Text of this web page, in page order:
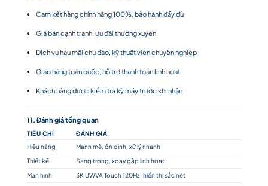
Cam kết hàng chính hãng 100%, bảo hành đầy đủ
Giá bán cạnh tranh, ưu đãi thường xuyên
Dịch vụ hậu mãi chu đáo, kỹ thuật viên chuyên nghiệp
Giao hàng toàn quốc, hỗ trợ thanh toán linh hoạt
Khách hàng được kiểm tra kỹ máy trước khi nhận
11. Đánh giá tổng quan
TIÊU CHÍ
ĐÁNH GIÁ
Hiệu năng
Mạnh mẽ, ổn định, xử lý nhanh
Thiết kế
Sang trọng, xoay gập linh hoạt
Màn hình
3K UWVA Touch 120Hz, hiển thị sắc nét